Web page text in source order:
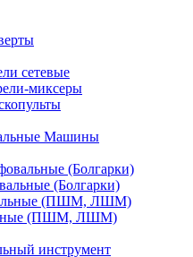
сетевые
миксеры
Машины
(Болгарки)
(ПШМ, ЛШМ)